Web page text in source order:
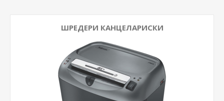
ШРЕДЕРИ КАНЦЕЛАРИСКИ